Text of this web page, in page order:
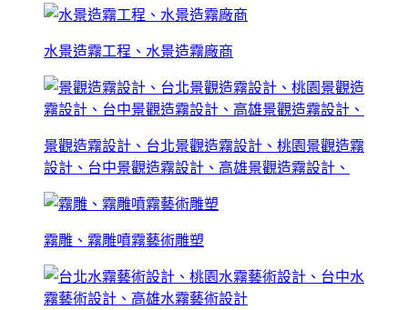
水景造霧工程、水景造霧廠商
景觀造霧設計、台北景觀造霧設計、桃園景觀造霧
設計、台中景觀造霧設計、高雄景觀造霧設計、
霧雕、霧雕噴霧藝術雕塑